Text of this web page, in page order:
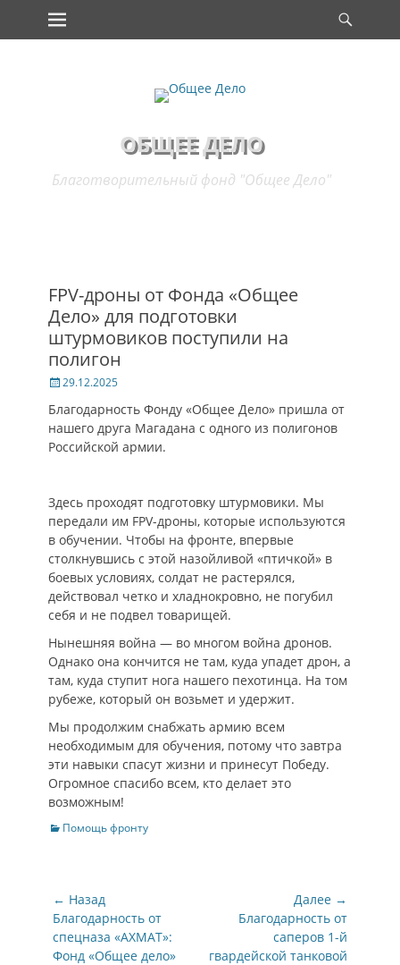
Перейти
Основное меню
ОБЩЕЕ ДЕЛО
Благотворительный фонд "Общее Дело"
FPV-дроны от Фонда «Общее
Дело» для подготовки
штурмовиков поступили на
полигон
Опубликовано
29.12.2025
Благодарность Фонду «Общее Дело» пришла от
нашего друга Магадана с одного из полигонов
Российской армии.
Здесь проходят подготовку штурмовики. Мы
передали им FPV-дроны, которые используются
в обучении. Чтобы на фронте, впервые
столкнувшись с этой назойливой «птичкой» в
боевых условиях, солдат не растерялся,
действовал четко и хладнокровно, не погубил
себя и не подвел товарищей.
Нынешняя война — во многом война дронов.
Однако она кончится не там, куда упадет дрон, а
там, куда ступит нога нашего пехотинца. На том
рубеже, который он возьмет и удержит.
Мы продолжим снабжать армию всем
необходимым для обучения, потому что завтра
эти навыки спасут жизни и принесут Победу.
Огромное спасибо всем, кто делает это
возможным!
Категории
Помощь фронту
Навигация
по
записям
← Назад
Предыдущая
запись:
Благодарность от
спецназа «АХМАТ»:
Фонд «Общее дело»
Далее →
СледующаяБлагодарность от
саперов 1-й
гвардейской танковой